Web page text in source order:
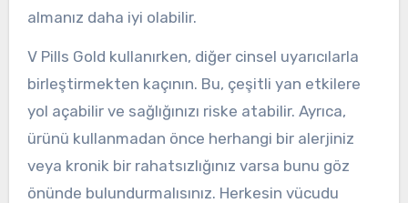
almanız daha iyi olabilir.
V Pills Gold kullanırken, diğer cinsel uyarıcılarla
birleştirmekten kaçının. Bu, çeşitli yan etkilere
yol açabilir ve sağlığınızı riske atabilir. Ayrıca,
ürünü kullanmadan önce herhangi bir alerjiniz
veya kronik bir rahatsızlığınız varsa bunu göz
önünde bulundurmalısınız. Herkesin vücudu